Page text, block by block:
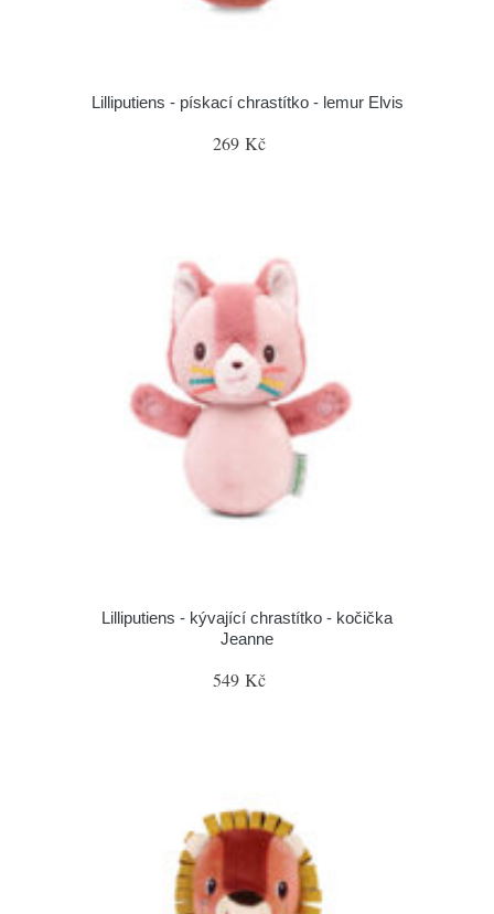
Lilliputiens - pískací chrastítko - lemur Elvis
269 Kč
Lilliputiens - kývající chrastítko - kočička
Jeanne
549 Kč